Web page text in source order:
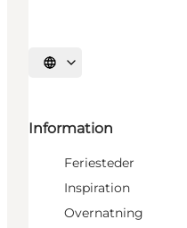
Vælg sprog
Information
Feriesteder
Inspiration
Overnatning